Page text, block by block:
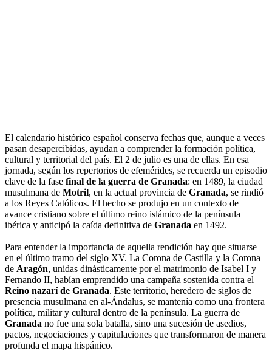
El calendario histórico español conserva fechas que, aunque a veces
pasan desapercibidas, ayudan a comprender la formación política,
cultural y territorial del país. El 2 de julio es una de ellas. En esa
jornada, según los repertorios de efemérides, se recuerda un episodio
clave de la fase final de la guerra de Granada: en 1489, la ciudad
musulmana de Motril, en la actual provincia de Granada, se rindió
a los Reyes Católicos. El hecho se produjo en un contexto de
avance cristiano sobre el último reino islámico de la península
ibérica y anticipó la caída definitiva de Granada en 1492.
Para entender la importancia de aquella rendición hay que situarse
en el último tramo del siglo XV. La Corona de Castilla y la Corona
de Aragón, unidas dinásticamente por el matrimonio de Isabel I y
Fernando II, habían emprendido una campaña sostenida contra el
Reino nazarí de Granada. Este territorio, heredero de siglos de
presencia musulmana en al-Ándalus, se mantenía como una frontera
política, militar y cultural dentro de la península. La guerra de
Granada no fue una sola batalla, sino una sucesión de asedios,
pactos, negociaciones y capitulaciones que transformaron de manera
profunda el mapa hispánico.